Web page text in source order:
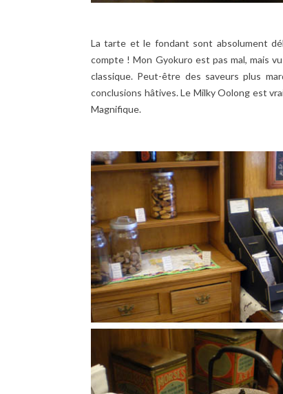
La tarte et le fondant sont absolument
compte ! Mon Gyokuro est pas mal, mais
classique. Peut-être des saveurs plus
conclusions hâtives. Le Milky Oolong est
Magnifique.